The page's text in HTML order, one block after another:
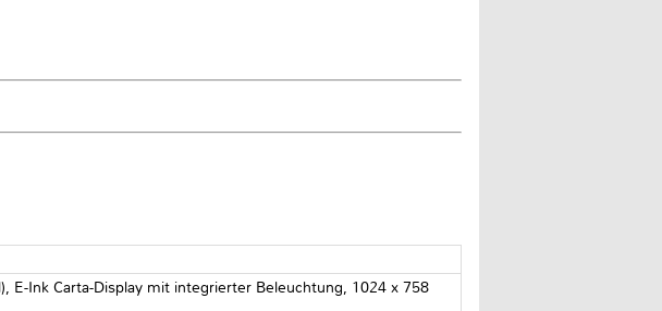
E-Ink Carta-Display mit integrierter Beleuchtung, 1024 x 758